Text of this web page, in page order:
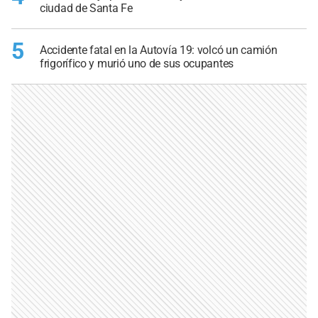
ciudad de Santa Fe
5
Accidente fatal en la Autovía 19: volcó un camión
frigorífico y murió uno de sus ocupantes